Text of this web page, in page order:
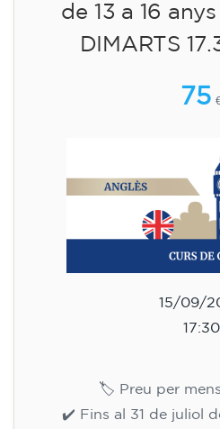
de 13 a 16
DIMARTS
75
15/09/
17:30
🏷️ Preu per
✔️ Fins al 31 de juliol